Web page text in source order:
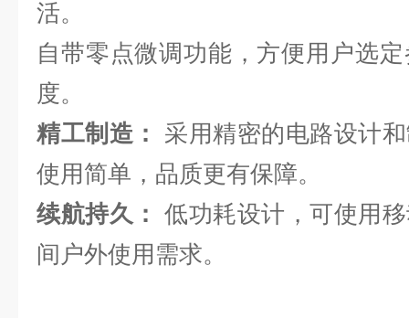
活。
自带零点微调功能，方便用户选
度。
精工制造：
采用精密的电路设计
使用简单，品质更有保障。
续航持久：
低功耗设计，可使用
间户外使用需求。